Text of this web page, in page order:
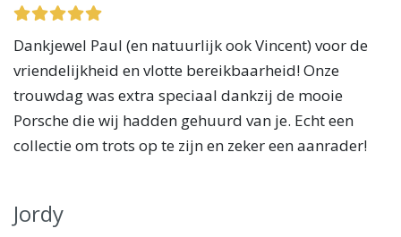
Dankjewel Paul (en natuurlijk ook Vincent) voor de
vriendelijkheid en vlotte bereikbaarheid! Onze
trouwdag was extra speciaal dankzij de mooie
Porsche die wij hadden gehuurd van je. Echt een
collectie om trots op te zijn en zeker een aanrader!
Jordy